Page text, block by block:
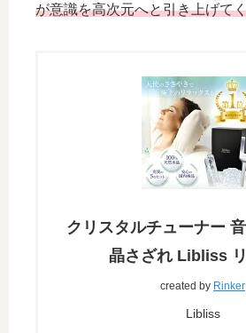
が意識を高次元へと引き上げて
クリスタルチューナー
晶さざれ Libliss
created by Rinker
Libliss